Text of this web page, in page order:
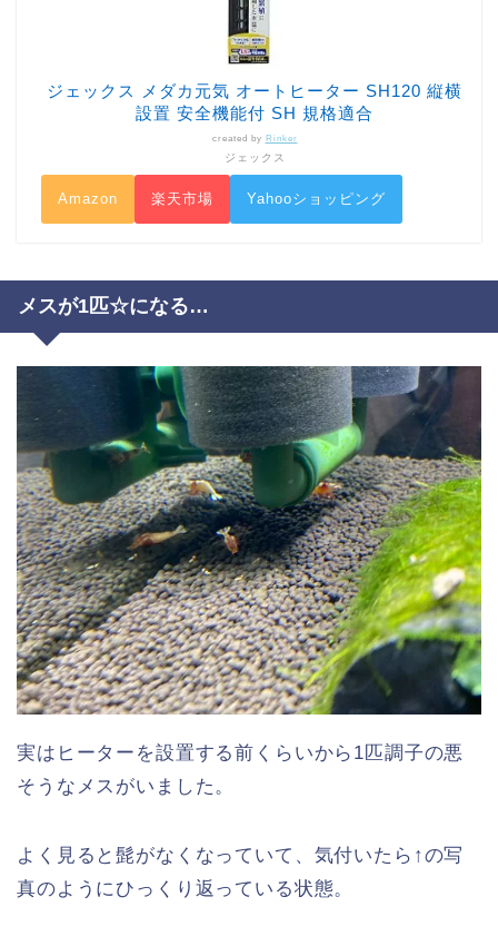
ジェックス メダカ元気 オートヒーター SH120 縦横
設置 安全機能付 SH 規格適合
created by Rinker
ジェックス
Amazon 楽天市場 Yahooショッピング
メスが1匹☆になる…
実はヒーターを設置する前くらいから1匹調子の悪
そうなメスがいました。
よく見ると髭がなくなっていて、気付いたら↑の写
真のようにひっくり返っている状態。